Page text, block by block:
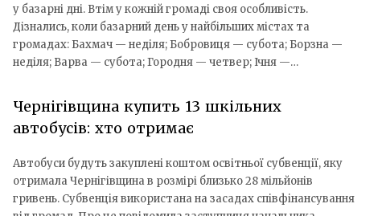
у базарні дні. Втім у кожній громаді своя особливість.
Дізнались, коли базарний день у найбільших містах та
громадах: Бахмач — неділя; Бобровиця — субота; Борзна —
неділя; Варва — субота; Городня — четвер; Ічня —…
Чернігівщина купить 13 шкільних
автобусів: хто отримає
Автобуси будуть закуплені коштом освітньої субвенції, яку
отримала Чернігівщина в розмірі близько 28 мільйонів
гривень. Субвенція використана на засадах співфінансування